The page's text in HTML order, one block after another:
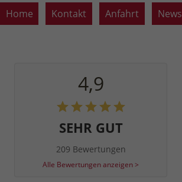
Home Kontakt Anfahrt News
4,9
SEHR GUT
209 Bewertungen
Alle Bewertungen anzeigen >